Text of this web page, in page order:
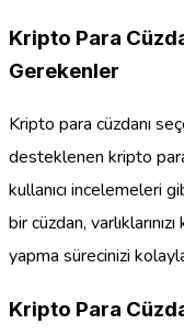
Kripto Para
Gerekenler
Kripto para cüzdanı
desteklenen kripto
kullanıcı incelemeleri
bir cüzdan,
yapma sürecinizi
Kripto Para